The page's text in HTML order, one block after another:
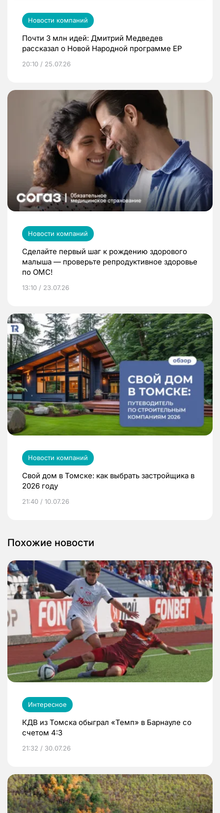
Новости компаний
Почти 3 млн идей: Дмитрий Медведев
рассказал о Новой Народной программе ЕР
20:10 / 25.07.26
Новости компаний
Сделайте первый шаг к рождению здорового
малыша — проверьте репродуктивное здоровье
по ОМС!
13:10 / 23.07.26
Новости компаний
Свой дом в Томске: как выбрать застройщика в
2026 году
21:40 / 10.07.26
Похожие новости
Интересное
КДВ из Томска обыграл «Темп» в Барнауле со
счетом 4:3
21:32 / 30.07.26